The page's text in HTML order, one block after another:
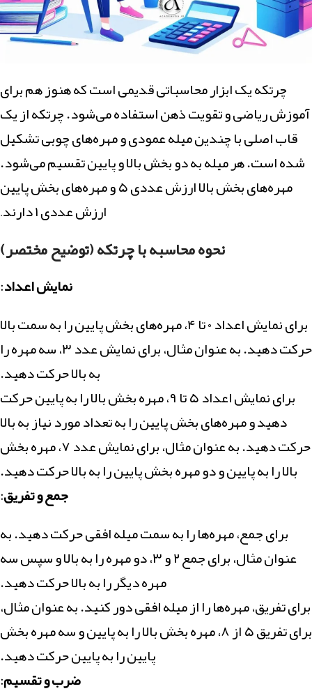
چرتکه یک ابزار محاسباتی قدیمی است که هنوز هم برای
آموزش ریاضی و تقویت ذهن استفاده می‌شود. چرتکه از یک
قاب اصلی با چندین میله عمودی و مهره‌های چوبی تشکیل
شده است. هر میله به دو بخش بالا و پایین تقسیم می‌شود.
مهره‌های بخش بالا ارزش عددی ۵ و مهره‌های بخش پایین
ارزش عددی ۱ دارند
.
نحوه محاسبه با چرتکه (توضیح مختصر)
نمایش اعداد:
برای نمایش اعداد ۰ تا ۴، مهره‌های بخش پایین را به سمت بالا
حرکت دهید. به عنوان مثال، برای نمایش عدد ۳، سه مهره را
به بالا حرکت دهید.
برای نمایش اعداد ۵ تا ۹، مهره بخش بالا را به پایین حرکت
دهید و مهره‌های بخش پایین را به تعداد مورد نیاز به بالا
حرکت دهید. به عنوان مثال، برای نمایش عدد ۷، مهره بخش
بالا را به پایین و دو مهره بخش پایین را به بالا حرکت دهید.
جمع و تفریق:
برای جمع، مهره‌ها را به سمت میله افقی حرکت دهید. به
عنوان مثال، برای جمع ۲ و ۳، دو مهره را به بالا و سپس سه
مهره دیگر را به بالا حرکت دهید.
برای تفریق، مهره‌ها را از میله افقی دور کنید. به عنوان مثال،
برای تفریق ۵ از ۸، مهره بخش بالا را به پایین و سه مهره بخش
پایین را به پایین حرکت دهید.
ضرب و تقسیم: